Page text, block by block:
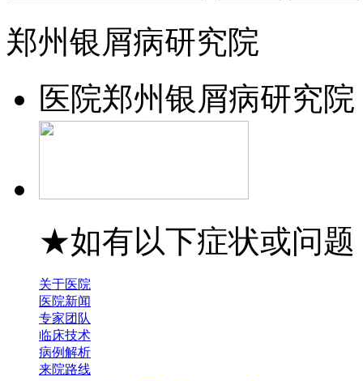
郑州银屑病研究院
医院郑州银屑病研究院
★如有以下症状或问
关于医院
医院新闻
专家团队
临床技术
病例解析
来院路线